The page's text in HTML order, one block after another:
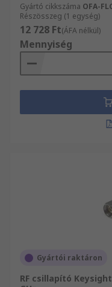
Gyártó cikkszáma OFA-
Részösszeg (1 egység)
12 728 Ft(ÁFA nélkül)
Mennyiség
Gyártói raktáron
RF csillapító